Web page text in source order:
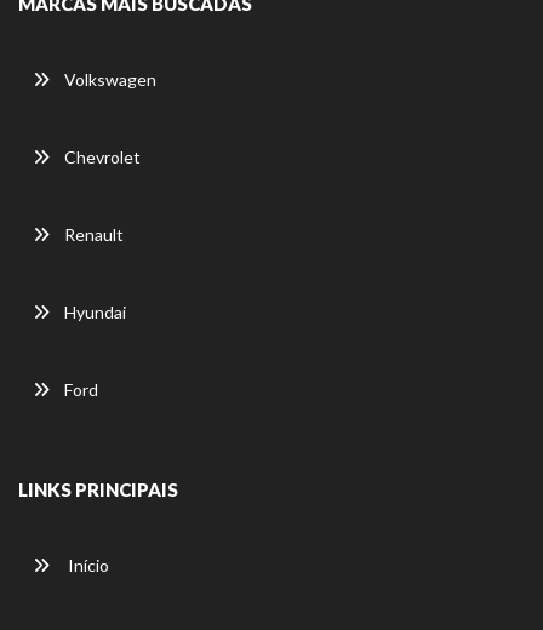
Volkswagen
Chevrolet
Renault
Hyundai
Ford
LINKS PRINCIPAIS
Início